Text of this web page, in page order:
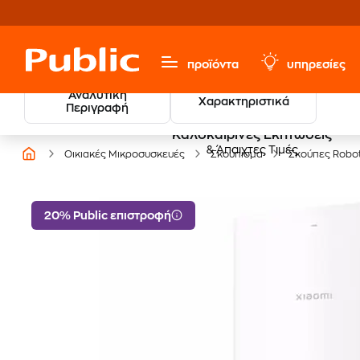
προϊόντα υπηρεσίες
Αναλυτική
Περιγραφή
Χαρακτηριστικά
Καλοκαιρινές Εκπτώσεις
& Άπαιχτες Τιμές
Οικιακές Μικροσυσκευές Σκούπισμα Σκούπες
20% Public επιστροφή